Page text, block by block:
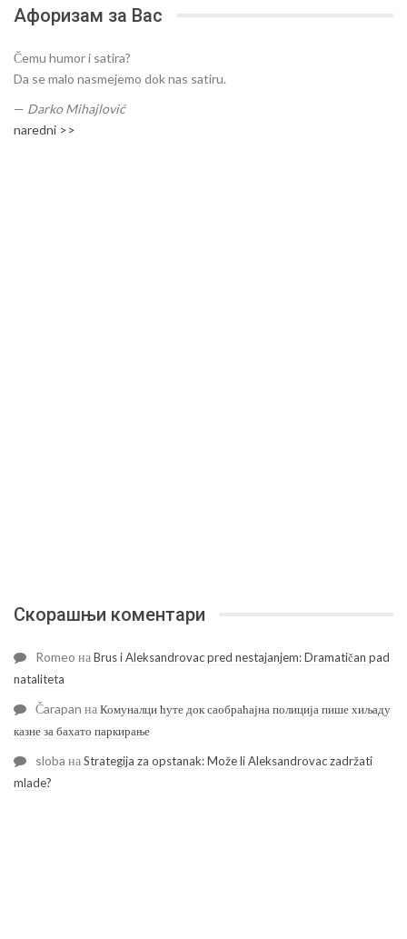
Афоризам за Вас
Čemu humor i satira?
Da se malo nasmejemo dok nas satiru.
— Darko Mihajlović
naredni >>
Скорашњи коментари
Romeo наBrus i Aleksandrovac pred nestajanjem: Dramatičan pad
nataliteta
Čarapan наКомуналци ћуте док саобраћајна полиција пише хиљаду
казне за бахато паркирање
sloba наStrategija za opstanak: Može li Aleksandrovac zadržati
mlade?